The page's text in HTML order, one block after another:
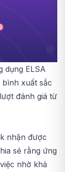
dụng ELSA
xuất sắc
đánh giá từ
nhận được
sẻ rằng ứng
nhờ khả